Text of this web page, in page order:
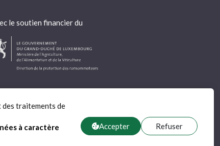
le soutien financier du
traitements de
à caractère
Accepter Refuser